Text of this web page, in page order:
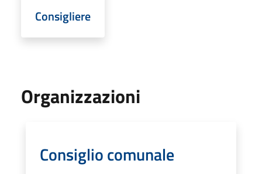
Consigliere
Organizzazioni
Consiglio comunale